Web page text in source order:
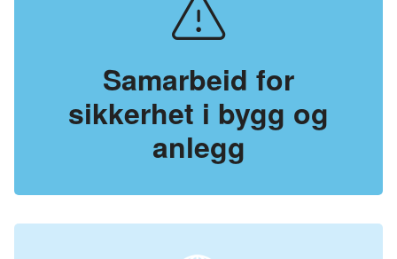
Samarbeid for
sikkerhet i bygg og
anlegg